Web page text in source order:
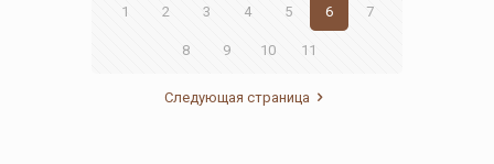
1 2 3 4 5 6 7
8 9 10 11
Следующая страница